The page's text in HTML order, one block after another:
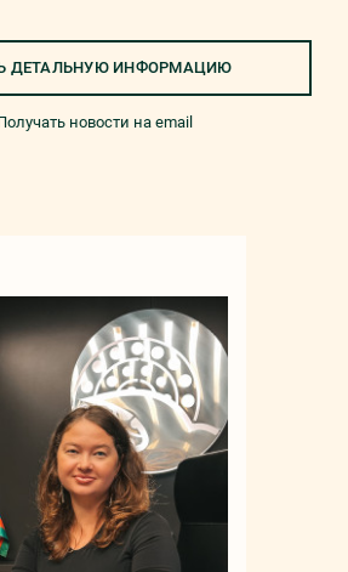
ДЕТАЛЬНУЮ ИНФОРМАЦИЮ
новости на email